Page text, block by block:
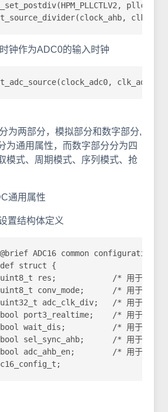
钟作为ADC0的输入时钟
为两部分，模拟部分和数字部分,
为通用属性，而数字部分分为四
模式、周期模式、序列模式、抢
通用属性
置结构体定义
ADC16 common configuration
struct {
res;            /* 用于设置分
conv_mode;      /* 用于设置工
adc_clk_div;   /* 用于设置
port3_realtime;    /* 用于设置多
wait_dis;          /* 用于在使用
sel_sync_ahb;      /* 用于标记
adc_ahb_en;        /* 用于设置